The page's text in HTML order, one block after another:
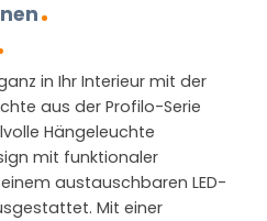
in Ihr Interieur mit der
aus der Profilo-Serie
Hängeleuchte
mit funktionaler
austauschbaren LED-
Mit einer